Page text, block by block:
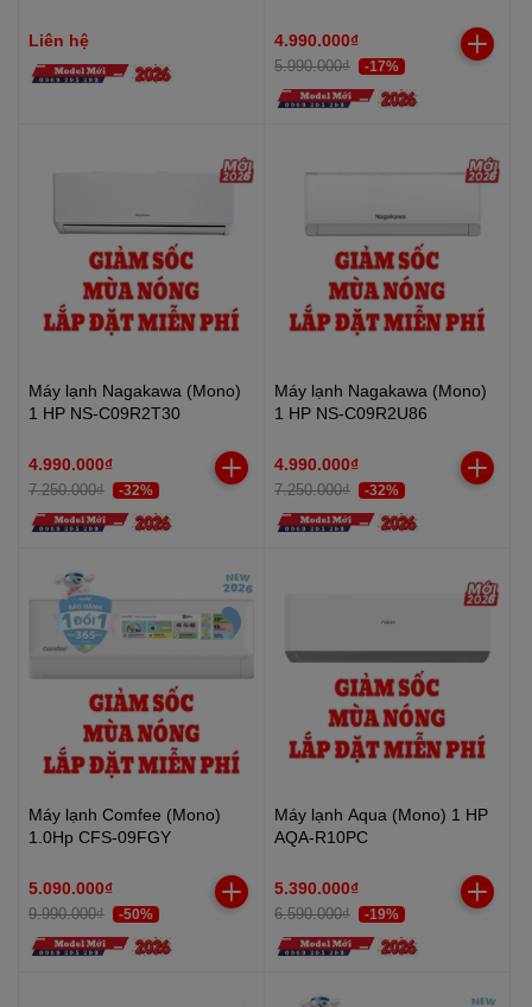
Liên hệ 4.990.000₫
5.990.000₫ -17%
Máy lạnh Nagakawa (Mono)
1 HP NS-C09R2T30
4.990.000₫
7.250.000₫ -32%
Máy lạnh Nagakawa (Mono)
1 HP NS-C09R2U86
4.990.000₫
7.250.000₫ -32%
Máy lạnh Comfee (Mono)
1.0Hp CFS-09FGY
5.090.000₫
9.990.000₫ -50%
Máy lạnh Aqua (Mono) 1 HP
AQA-R10PC
5.390.000₫
6.590.000₫ -19%